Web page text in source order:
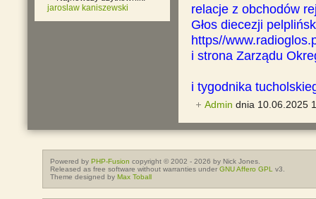
jaroslaw kaniszewski
relacje z obchodów
Głos diecezji
https//
i strona Zarządu
i tygodnika
Admin dnia 10.06.2025
Powered byPHP-Fusion copyright © 2002 - 2026 by Nick Jones.
Released as free software without warranties underGNU Affero GPL
v3.
Theme designed byMax Toball